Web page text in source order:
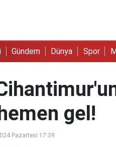
Gündem Dünya Spor
gel!
Pazartesi 17:39